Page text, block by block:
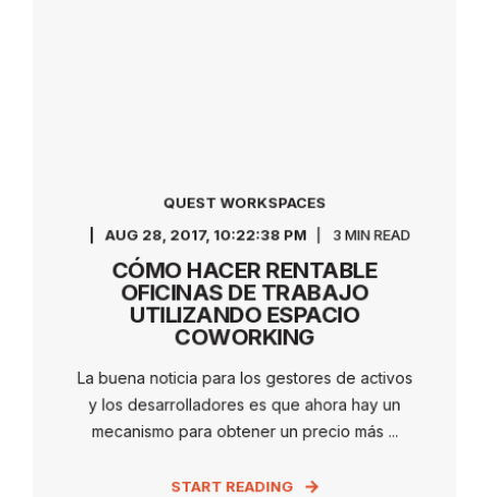
QUEST WORKSPACES
AUG 28, 2017, 10:22:38 PM
3 MIN READ
CÓMO HACER RENTABLE
OFICINAS DE TRABAJO
UTILIZANDO ESPACIO
COWORKING
La buena noticia para los gestores de activos
y los desarrolladores es que ahora hay un
mecanismo para obtener un precio más ...
START READING